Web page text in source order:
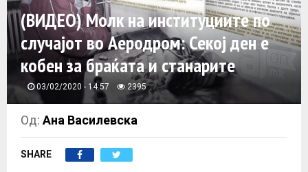
A
R
Y
M
E
(ВИДЕО) Молк на институциите по
случајот во Аеродром: Секој ден е
кобен за браќата и станарите
03/02/2020 - 14:57 2395
Од:Ана Василевска
SHARE